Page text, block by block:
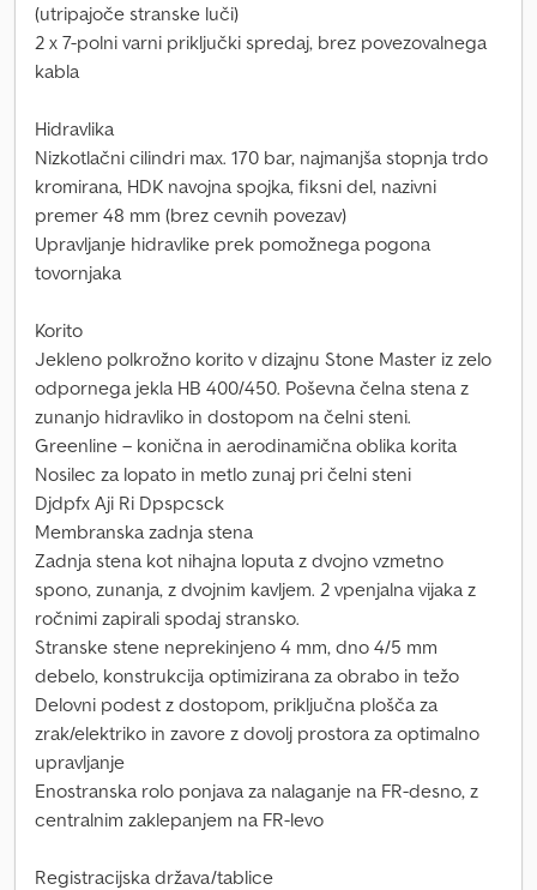
(utripajoče stranske luči)
2 x 7-polni varni priključki spredaj, brez povezovalnega
kabla
Hidravlika
Nizkotlačni cilindri max. 170 bar, najmanjša stopnja trdo
kromirana, HDK navojna spojka, fiksni del, nazivni
premer 48 mm (brez cevnih povezav)
Upravljanje hidravlike prek pomožnega pogona
tovornjaka
Korito
Jekleno polkrožno korito v dizajnu Stone Master iz zelo
odpornega jekla HB 400/450. Poševna čelna stena z
zunanjo hidravliko in dostopom na čelni steni.
Greenline – konična in aerodinamična oblika korita
Nosilec za lopato in metlo zunaj pri čelni steni
Djdpfx Aji Ri Dpspcsck
Membranska zadnja stena
Zadnja stena kot nihajna loputa z dvojno vzmetno
spono, zunanja, z dvojnim kavljem. 2 vpenjalna vijaka z
ročnimi zapirali spodaj stransko.
Stranske stene neprekinjeno 4 mm, dno 4/5 mm
debelo, konstrukcija optimizirana za obrabo in težo
Delovni podest z dostopom, priključna plošča za
zrak/elektriko in zavore z dovolj prostora za optimalno
upravljanje
Enostranska rolo ponjava za nalaganje na FR-desno, z
centralnim zaklepanjem na FR-levo
Registracijska država/tablice